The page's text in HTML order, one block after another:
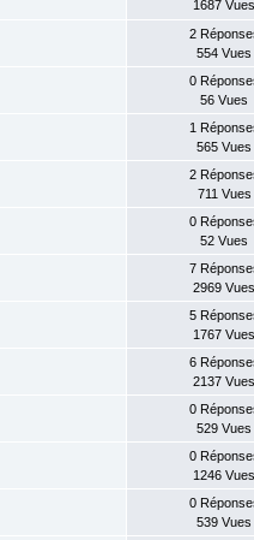
1687 Vues
2
554 Vues
0
56 Vues
1
565 Vues
2
711 Vues
0
52 Vues
7
2969 Vues
5
1767 Vues
6
2137 Vues
0
529 Vues
0
1246 Vues
0
539 Vues